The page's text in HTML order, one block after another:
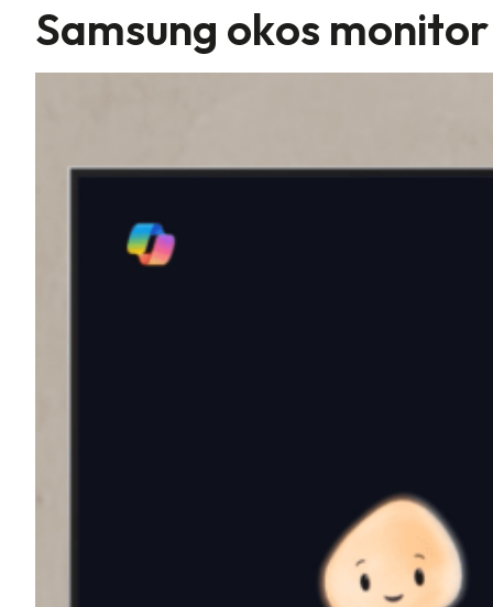
Samsung okos